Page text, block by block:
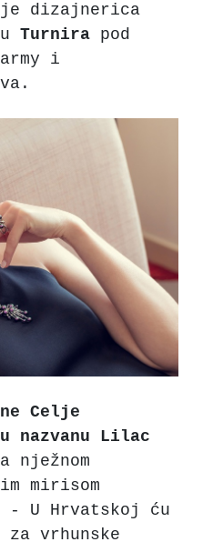
je dizajnerica
Turnira pod
i
Celje
nazvanu Lilac
mirisom
U Hrvatskoj ću
vrhunske